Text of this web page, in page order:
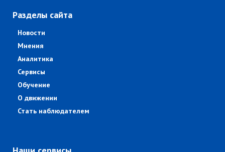
Разделы сайта
Новости
Мнения
Аналитика
Сервисы
Обучение
О движении
Стать наблюдателем